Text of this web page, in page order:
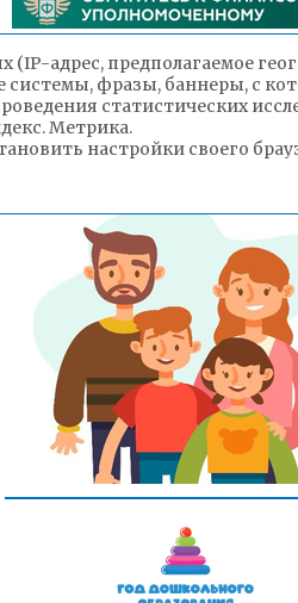
(IP-адрес, предполагаемое
системы, фразы, баннеры, с
статистических
Метрика.
настройки своего